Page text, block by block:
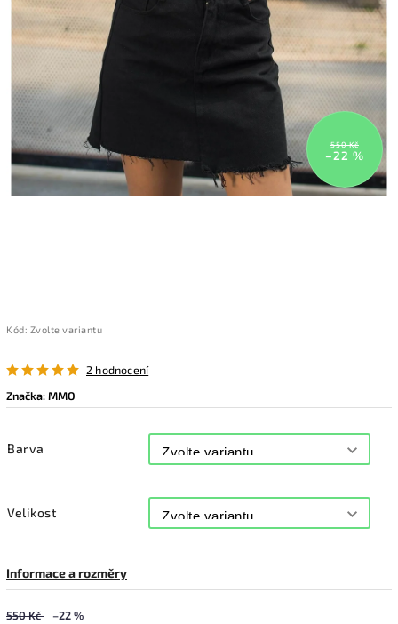
550 Kč
–22 %
Kód: Zvolte variantu
2 hodnocení
Značka:MMO
Barva
Velikost
Informace a rozměry
550 Kč –22 %